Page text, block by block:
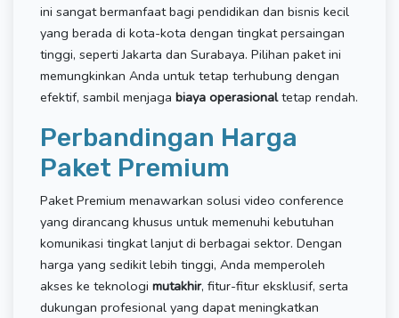
ini sangat bermanfaat bagi pendidikan dan bisnis kecil
yang berada di kota-kota dengan tingkat persaingan
tinggi, seperti Jakarta dan Surabaya. Pilihan paket ini
memungkinkan Anda untuk tetap terhubung dengan
efektif, sambil menjaga biaya operasionaltetap rendah.
Perbandingan Harga
Paket Premium
Paket Premium menawarkan solusi video conference
yang dirancang khusus untuk memenuhi kebutuhan
komunikasi tingkat lanjut di berbagai sektor. Dengan
harga yang sedikit lebih tinggi, Anda memperoleh
akses ke teknologi mutakhir, fitur-fitur eksklusif, serta
dukungan profesional yang dapat meningkatkan